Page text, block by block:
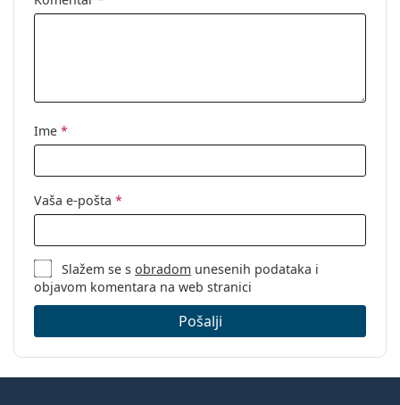
Kategorija:
Dioptrijske naočale
Ime *
Vaša e-pošta *
Slažem se sobradom unesenih podataka i
objavom komentara na web stranici
Pošalji